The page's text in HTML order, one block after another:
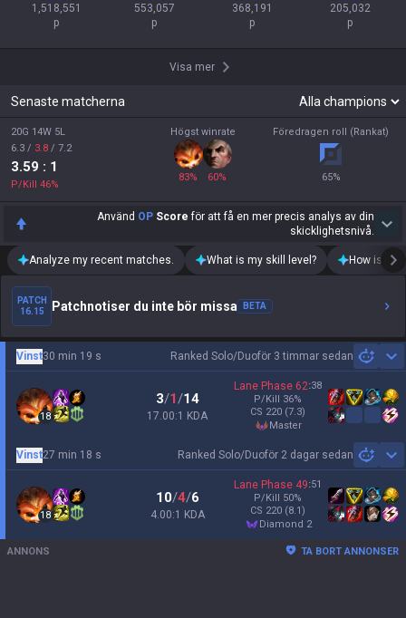
1,518,551
p
553,057
p
368,191
p
205,032
p
Visa mer
Senaste matcherna
20G 14W 5L
6.3 / 3.8 / 7.2
3.59 : 1
P/Kill 46%
Högst winrate
83% 60%
Föredragen roll (Rankat)
65%
Använd OP Score för att få en mer precis analys av din
skicklighetsnivå.
Analyze my recent matches. What is my skill level? How is my
PATCH
16.15
Patchnotiser du inte bör missa BETA
Ranked Solo/Duoför 3 timmar sedan
Vinst30 min 19 s
18
3/1/14
17.00:1 KDA
Lane Phase 62:38
P/Kill 36%
CS 220 (7.3)
master
Ranked Solo/Duoför 2 dagar sedan
Vinst27 min 18 s
18
10/4/6
4.00:1 KDA
Lane Phase 49:51
P/Kill 50%
CS 220 (8.1)
diamond 2
ANNONS TA BORT ANNONSER